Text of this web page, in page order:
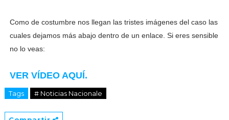
Como de costumbre nos llegan las tristes imágenes del caso las
cuales dejamos más abajo dentro de un enlace. Si eres sensible
no lo veas:
VER VÍDEO AQUÍ.
Tags # Noticias Nacionale